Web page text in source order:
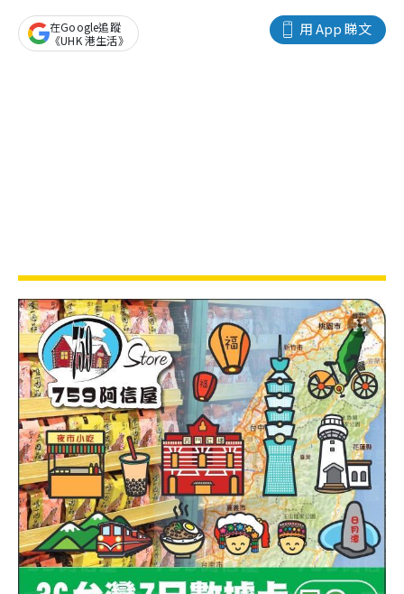
用 App 睇文
在Google追蹤
《UHK 港生活》